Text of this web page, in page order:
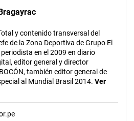
y contenido transversal del
de la Zona Deportiva de Grupo El
en el 2009 en diario
editor general y director
también editor general de
al Mundial Brasil 2014. Ver